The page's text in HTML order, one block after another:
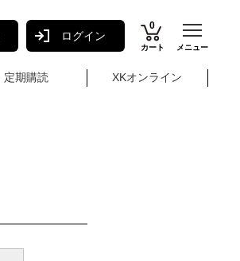
ログイン
0
カート メニュー
定期購読 XKオンライン